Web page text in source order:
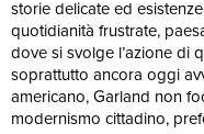
storie delicate ed
quotidianità frustrate,
dove si svolge l’azione di
soprattutto ancora oggi
americano, Garland non
modernismo cittadino,